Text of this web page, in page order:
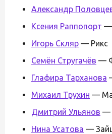
Александр
Ксения Раппопорт —
Игорь Скляр — Рикс
Семён Стругачёв —
Глафира Тарханова
Михаил Трухин —
Дмитрий Ульянов —
Нина Усатова —